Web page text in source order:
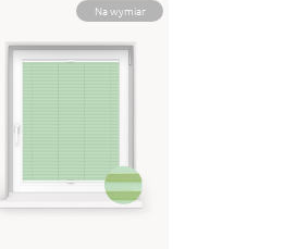
Na wymiar
PLISA BIANCA 0-
153,75 zł